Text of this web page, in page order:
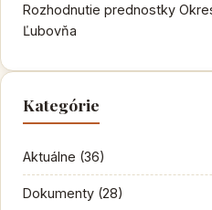
Rozhodnutie prednostky
Ľubovňa
Kategórie
Aktuálne (36)
Dokumenty (28)